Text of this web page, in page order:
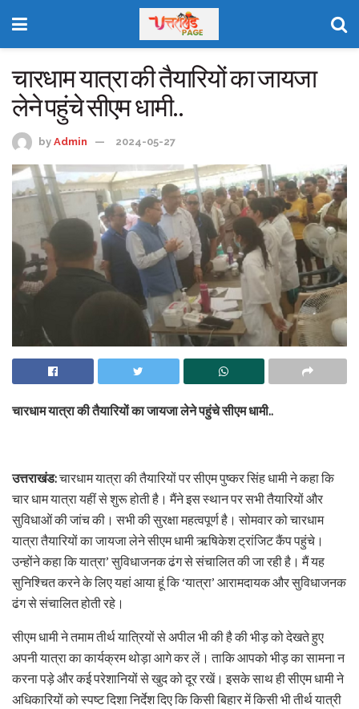
चारधाम यात्रा की तैयारियों का जायजा
लेने पहुंचे सीएम धामी..
by Admin 2024-05-27
चारधाम यात्रा की तैयारियों का जायजा लेने पहुंचे सीएम धामी..
उत्तराखंड:चारधाम यात्रा की तैयारियों पर सीएम पुष्कर सिंह धामी ने कहा कि
चार धाम यात्रा यहीं से शुरू होती है। मैंने इस स्थान पर सभी तैयारियों और
सुविधाओं की जांच की। सभी की सुरक्षा महत्वपूर्ण है। सोमवार को चारधाम
यात्रा तैयारियों का जायजा लेने सीएम धामी ऋषिकेश ट्रांजिट कैंप पहुंचे।
उन्होंने कहा कि यात्रा’ सुविधाजनक ढंग से संचालित की जा रही है। मैं यह
सुनिश्चित करने के लिए यहां आया हूं कि ‘यात्रा’ आरामदायक और सुविधाजनक
ढंग से संचालित होती रहे।
सीएम धामी ने तमाम तीर्थ यात्रियों से अपील भी की है की भीड़ को देखते हुए
अपनी यात्रा का कार्यक्रम थोड़ा आगे कर लें। ताकि आपको भीड़ का सामना न
करना पड़े और कई परेशानियों से खुद को दूर रखें। इसके साथ ही सीएम धामी ने
अधिकारियों को स्पष्ट दिशा निर्देश दिए कि किसी बिहार में किसी भी तीर्थ यात्री